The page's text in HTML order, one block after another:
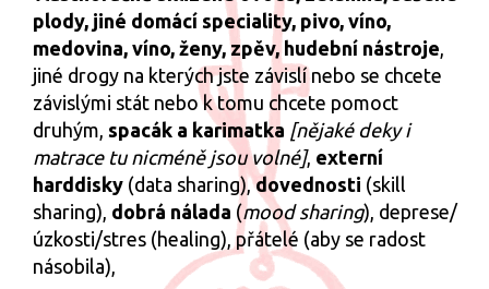
plody, jiné domácí speciality, pivo, víno,
medovina, víno, ženy, zpěv, hudební nástroje,
jiné drogy na kterých jste závislí nebo se chcete
závislými stát nebo k tomu chcete pomoct
druhým, spacák a karimatka [nějaké deky i
matrace tu nicméně jsou volné], externí
harddisky (data sharing),dovednosti (skill
sharing), dobrá nálada (mood sharing), deprese/
úzkosti/stres (healing), přátelé (aby se radost
násobila),